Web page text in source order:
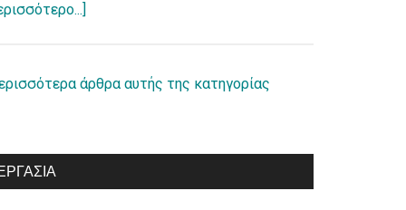
της
στην
άρθρα αυτής της κατηγορίας